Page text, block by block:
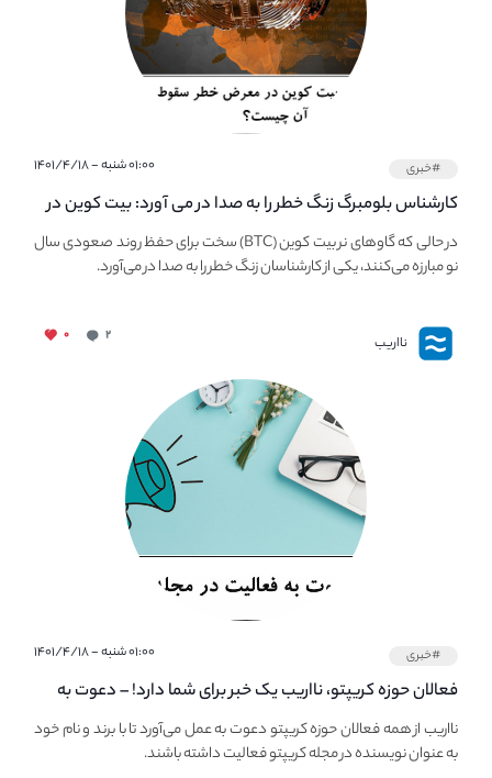
#خبری ۰۱:۰۰ شنبه - ۱۴۰۱/۴/۱۸
کارشناس بلومبرگ زنگ خطر را به صدا در می آورد: بیت کوین در
معرض خطر سقوط بزرگ است - دلیل آن چیست؟در حالی که گاوهای نر بیت کوین (BTC) سخت برای حفظ روند صعودی سال
نو مبارزه می‌کنند، یکی از کارشناسان زنگ خطر را به صدا در می‌آورد.
نااریب ۲ ۰
#خبری ۰۱:۰۰ شنبه - ۱۴۰۱/۴/۱۸
فعالان حوزه کریپتو، نااریب یک خبر برای شما دارد! – دعوت به
فعالیت در مجله کریپتو
نااریب از همه فعالان حوزه کریپتو دعوت به عمل می‌آورد تا با برند و نام خود
به عنوان نویسنده در مجله کریپتو فعالیت داشته باشند.